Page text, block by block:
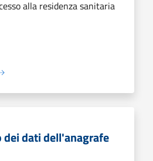
alla residenza sanitaria
dati dell'anagrafe